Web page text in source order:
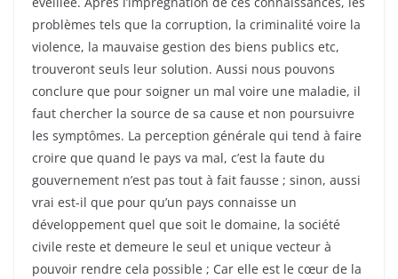
problèmes tels que la corruption, la criminalité voire la
violence, la mauvaise gestion des biens publics etc,
trouveront seuls leur solution. Aussi nous pouvons
conclure que pour soigner un mal voire une maladie, il
faut chercher la source de sa cause et non poursuivre
les symptômes. La perception générale qui tend à faire
croire que quand le pays va mal, c’est la faute du
gouvernement n’est pas tout à fait fausse ; sinon, aussi
vrai est-il que pour qu’un pays connaisse un
développement quel que soit le domaine, la société
civile reste et demeure le seul et unique vecteur à
pouvoir rendre cela possible ; Car elle est le cœur de la